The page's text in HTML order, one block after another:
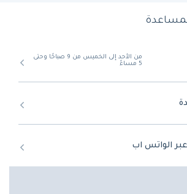
من الأحد إلى الخميس من 9 صباحًا وحتى
5 مساءً
الواتس اب